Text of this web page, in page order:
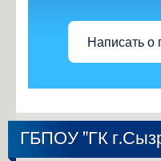
Написать о
ГБПОУ "ГК